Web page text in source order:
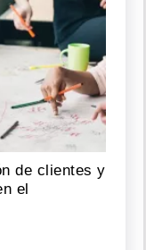
de clientes y
el